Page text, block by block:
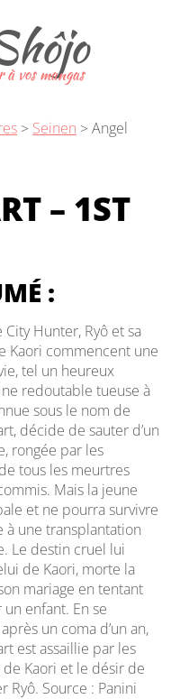
à vos mangas
> Seinen >Angel
– 1ST
:
City Hunter, Ryô et sa
Kaori commencent une
tel un heureux
redoutable tueuse à
sous le nom de
décide de sauter d’un
rongée par les
tous les meurtres
Mais la jeune
et ne pourra survivre
à une transplantation
Le destin cruel lui
de Kaori, morte la
mariage en tentant
un enfant. En se
un coma d’un an,
est assaillie par les
de Kaori et le désir de
Ryô. Source : Panini